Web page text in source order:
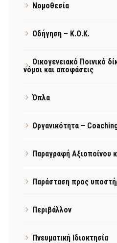
Νομοθεσία
Οδήγηση – Κ.Ο.Κ.
Οικογενειακό Ποινικό
νόμοι και αποφάσεις
Όπλα
Οργανικότητα –
Παραγραφή Αξιοποίνου
Παράσταση προς
Περιβάλλον
Πνευματική Ιδιοκτησία